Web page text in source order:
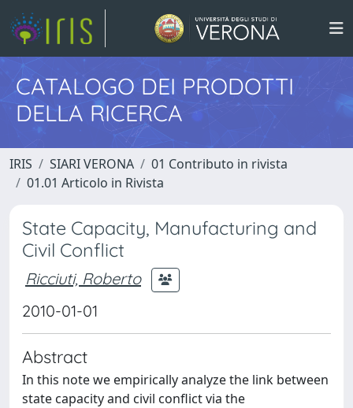
CATALOGO DEI PRODOTTI
DELLA RICERCA
IRIS SIARI VERONA
01 Contributo in rivista
01.01 Articolo in Rivista
State Capacity, Manufacturing and
Civil Conflict
Ricciuti, Roberto
2010-01-01
Abstract
In this note we empirically analyze the link between
state capacity and civil conflict via the